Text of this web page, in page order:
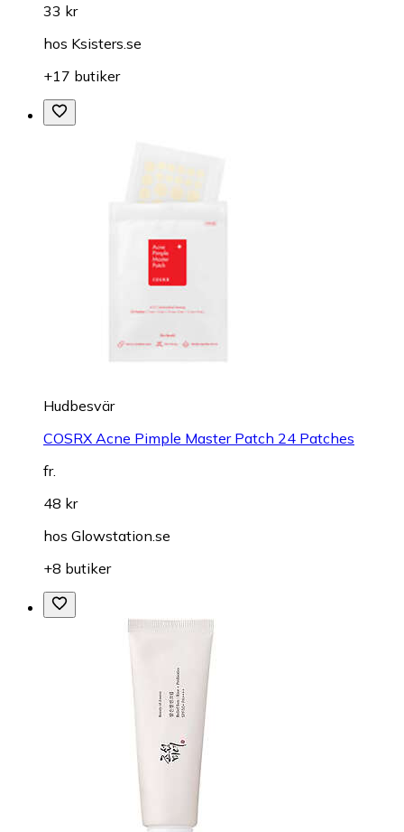
33 kr
hos Ksisters.se
+17 butiker
Hudbesvär
COSRX Acne Pimple Master Patch 24 Patches
fr.
48 kr
hos Glowstation.se
+8 butiker